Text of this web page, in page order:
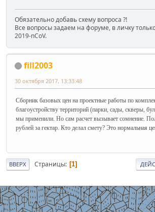
Обязательно добавь схему вопроса ?!
Все вопросы задаем на форуме, в личку
2019-nCoV.
fill2003
30 октября 2017, 13:33:48
Сборник базовых цен на проектные работы по
благоустройству территорий (парки, сады, скверы,
мы применили. Но сам расчет вызывает сомнение.
рублей за гектар. Кто делал смету? Это нормальная
ВВЕРХ Страницы 1